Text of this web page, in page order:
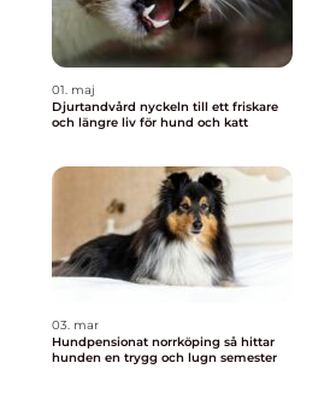
01. maj
Djurtandvård nyckeln till ett friskare
och längre liv för hund och katt
03. mar
Hundpensionat norrköping så hittar
hunden en trygg och lugn semester